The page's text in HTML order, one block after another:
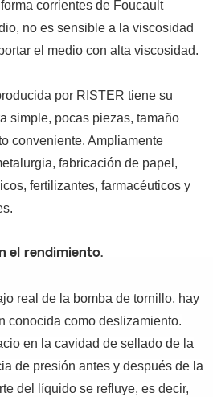
corrientes de Foucault
no es sensible a la viscosidad
el medio con alta viscosidad.
por RISTER tiene su
simple, pocas piezas, tamaño
conveniente. Ampliamente
fabricación de papel,
fertilizantes, farmacéuticos y
el rendimiento.
real de la bomba de tornillo, hay
conocida como deslizamiento.
en la cavidad de sellado de la
de presión antes y después de la
del líquido se refluye, es decir,